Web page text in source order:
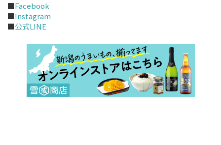
■Facebook
■Instagram
■公式LINE